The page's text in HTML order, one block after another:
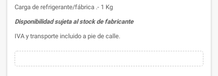
Carga de refrigerante/fábrica .- 1 Kg
Disponibilidad sujeta al stock de fabricante
IVA y transporte incluido a pie de calle.